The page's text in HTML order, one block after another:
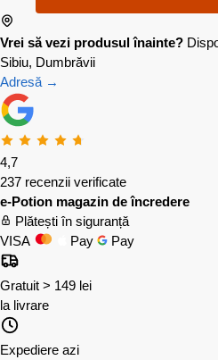
Vrei să vezi produsul înainte?
Sibiu, Dumbrăvii
Adresă →
4,7
237 recenzii verificate
e-Potion magazin de încredere
Plătești în siguranță
VISA
Pay Pay
Gratuit > 149 lei
la livrare
Expediere azi